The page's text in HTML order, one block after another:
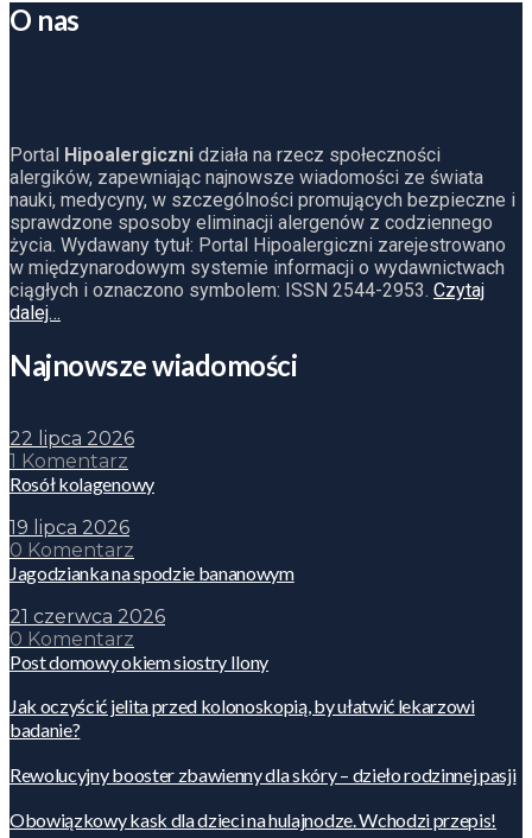
O nas
Portal Hipoalergiczni działa na rzecz społeczności
alergików, zapewniając najnowsze wiadomości ze świata
nauki, medycyny, w szczególności promujących bezpieczne i
sprawdzone sposoby eliminacji alergenów z codziennego
życia. Wydawany tytuł: Portal Hipoalergiczni zarejestrowano
w międzynarodowym systemie informacji o wydawnictwach
ciągłych i oznaczono symbolem: ISSN 2544-2953. Czytaj
dalej…
Najnowsze wiadomości
22 lipca 2026
1 Komentarz
Rosół kolagenowy
19 lipca 2026
0 Komentarz
Jagodzianka na spodzie bananowym
21 czerwca 2026
0 Komentarz
Post domowy okiem siostry Ilony
Jak oczyścić jelita przed kolonoskopią, by ułatwić lekarzowi
badanie?
Rewolucyjny booster zbawienny dla skóry – dzieło rodzinnej pasji
Obowiązkowy kask dla dzieci na hulajnodze. Wchodzi przepis!